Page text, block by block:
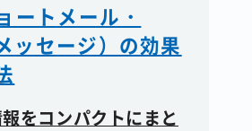
ートメール・
ッセージ）の効果
をコンパクトにまと